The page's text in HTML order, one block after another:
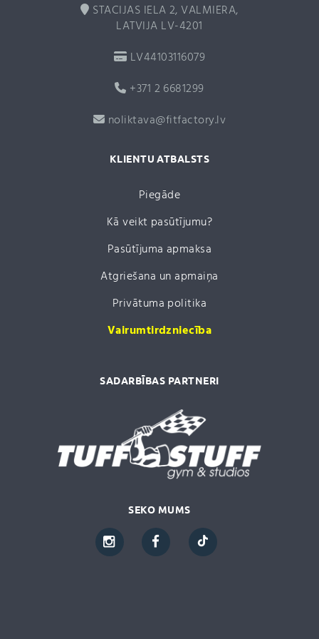
STACIJAS IELA 2, VALMIERA,
LATVIJA LV-4201
LV44103116079
+371 2 6681299
noliktava@fitfactory.lv
KLIENTU ATBALSTS
Piegāde
Kā veikt pasūtījumu?
Pasūtījuma apmaksa
Atgriešana un apmaiņa
Privātuma politika
Vairumtirdzniecība
SADARBĪBAS PARTNERI
SEKO MUMS